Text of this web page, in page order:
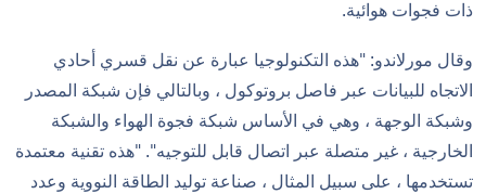
ذات فجوات هوائية.
وقال مورلاندو: "هذه التكنولوجيا عبارة عن نقل قسري أحادي
الاتجاه للبيانات عبر فاصل بروتوكول ، وبالتالي فإن شبكة المصدر
وشبكة الوجهة ، وهي في الأساس شبكة فجوة الهواء والشبكة
الخارجية ، غير متصلة عبر اتصال قابل للتوجيه". "هذه تقنية معتمدة
تستخدمها ، على سبيل المثال ، صناعة توليد الطاقة النووية وعدد